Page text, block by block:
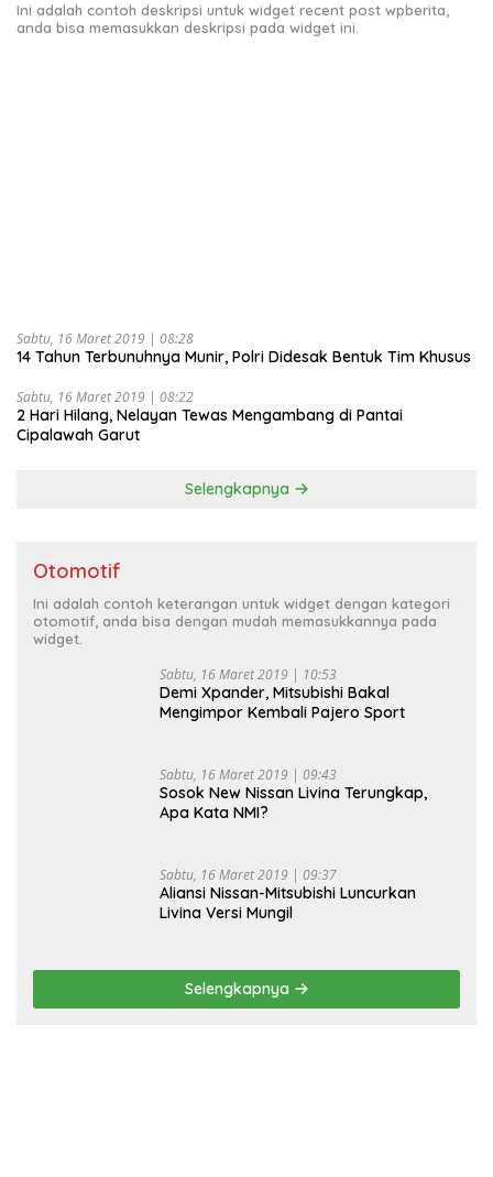
Ini adalah contoh deskripsi untuk widget recent post wpberita,
anda bisa memasukkan deskripsi pada widget ini.
Sabtu, 16 Maret 2019 | 08:28
14 Tahun Terbunuhnya Munir, Polri Didesak Bentuk Tim Khusus
Sabtu, 16 Maret 2019 | 08:22
2 Hari Hilang, Nelayan Tewas Mengambang di Pantai
Cipalawah Garut
Selengkapnya
Otomotif
Ini adalah contoh keterangan untuk widget dengan kategori
otomotif, anda bisa dengan mudah memasukkannya pada
widget.
Sabtu, 16 Maret 2019 | 10:53
Demi Xpander, Mitsubishi Bakal
Mengimpor Kembali Pajero Sport
Sabtu, 16 Maret 2019 | 09:43
Sosok New Nissan Livina Terungkap,
Apa Kata NMI?
Sabtu, 16 Maret 2019 | 09:37
Aliansi Nissan-Mitsubishi Luncurkan
Livina Versi Mungil
Selengkapnya